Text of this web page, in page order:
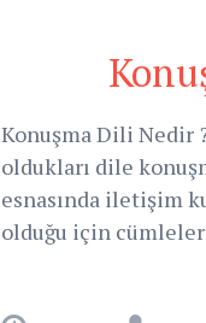
Konuşma Dili Nedir
oldukları dile
esnasında iletişim
olduğu için